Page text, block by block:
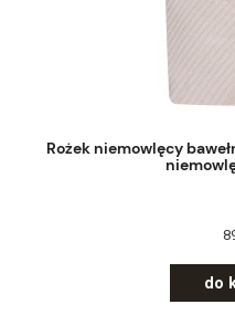
Rożek niemowlęcy
do